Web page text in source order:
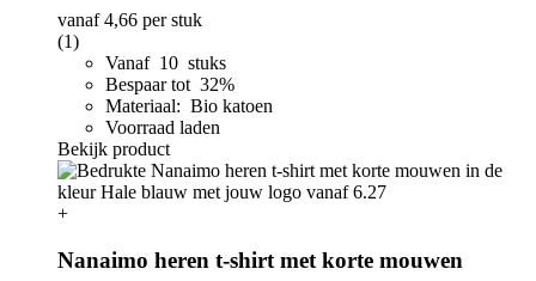
vanaf4,66 per stuk
(1)
Vanaf 10 stuks
Bespaar tot 32%
Materiaal: Bio katoen
Voorraad laden
Bekijk product
+
Nanaimo heren t-shirt met korte mouwen